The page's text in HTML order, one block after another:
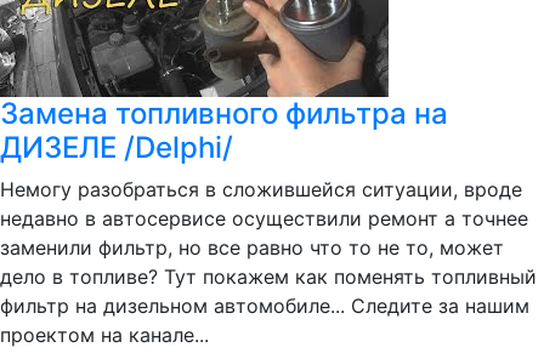
Замена топливного фильтра на
ДИЗЕЛЕ /Delphi/
Немогу разобраться в сложившейся ситуации, вроде
недавно в автосервисе осуществили ремонт а точнее
заменили фильтр, но все равно что то не то, может
дело в топливе? Тут покажем как поменять топливный
фильтр на дизельном автомобиле... Следите за нашим
проектом на канале...